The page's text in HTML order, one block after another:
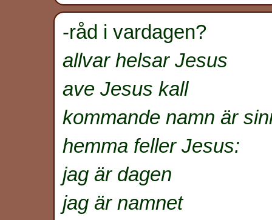
-råd i vardagen?
allvar helsar Jesus
ave Jesus kall
kommande namn är
hemma feller Jesus:
jag är dagen
jag är namnet